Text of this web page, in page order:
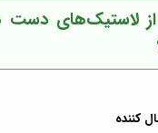
از لاستیک‌های دست